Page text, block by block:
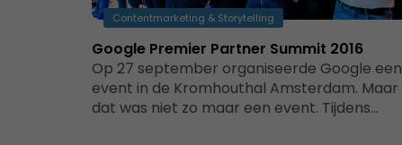
Contentmarketing & Storytelling
Google Premier Partner Summit 2016
Op 27 september organiseerde Google een
event in de Kromhouthal Amsterdam. Maar
dat was niet zo maar een event. Tijdens…